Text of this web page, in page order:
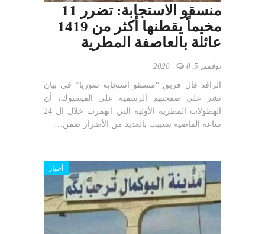
منسقو الاستجابة: تضرر 11
مخيماً يقطنها أكثر من 1419
عائلة بالعاصفة المطرية
نوفمبر 5, 2020 0
الرافد قال فريق “منسقو استجابة سوريا” في بيان
نشر على صفحتهم الرسمية على الفيسبوك، أن
الهطولات المطرية الأولية التي انهمرت خلال ال 24
ساعة الماضية تسببت بالعديد من الأضرار ضمن…
أخبار